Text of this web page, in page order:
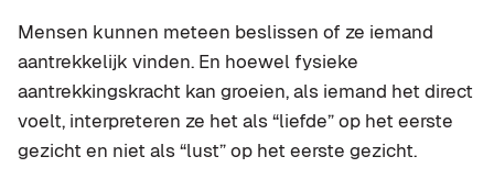
Mensen kunnen meteen beslissen of ze iemand
aantrekkelijk vinden. En hoewel fysieke
aantrekkingskracht kan groeien, als iemand het direct
voelt, interpreteren ze het als “liefde” op het eerste
gezicht en niet als “lust” op het eerste gezicht.